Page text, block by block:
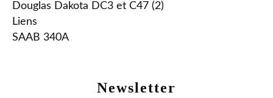
Newsletter
Douglas Dakota DC3 et C47 (2)
Liens
SAAB 340A